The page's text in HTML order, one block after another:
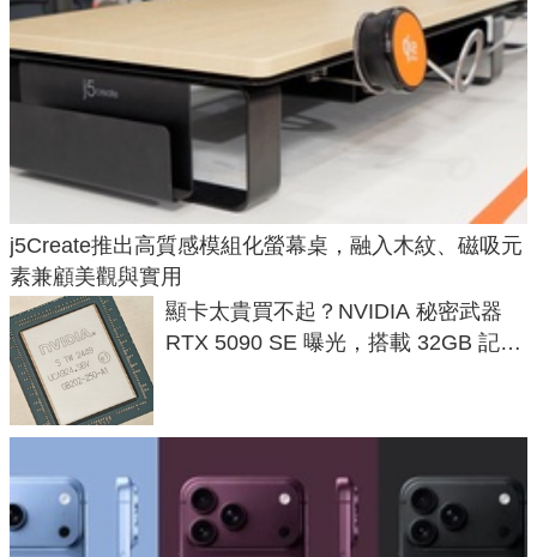
j5Create推出高質感模組化螢幕桌，融入木紋、磁吸元
素兼顧美觀與實用
顯卡太貴買不起？NVIDIA 秘密武器
RTX 5090 SE 曝光，搭載 32GB 記憶